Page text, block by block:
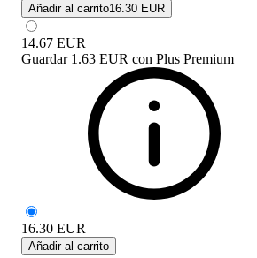
Añadir al carrito16.30 EUR
14.67 EUR
Guardar 1.63 EUR con Plus Premium
16.30 EUR
Añadir al carrito